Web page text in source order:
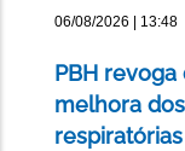
06/08/2026 | 13:48
PBH
melhora
respiratórias